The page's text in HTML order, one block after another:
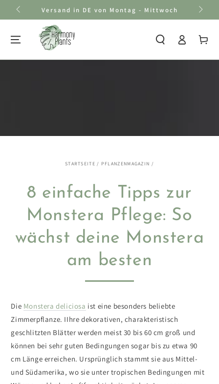
Zum Inhalt
springenVersand in DE von Montag - Mittwoch
Einloggen
STARTSEITE / PFLANZENMAGAZIN /
8 einfache Tipps zur
Monstera Pflege: So
wächst deine Monstera
am besten
Die Monstera deliciosa ist eine besonders beliebte
Zimmerpflanze. IIhre dekorativen, charakteristisch
geschlitzten Blätter werden meist 30 bis 60 cm groß und
können bei sehr guten Bedingungen sogar bis zu etwa 90
cm Länge erreichen. Ursprünglich stammt sie aus Mittel-
und Südamerika, wo sie unter tropischen Bedingungen mit